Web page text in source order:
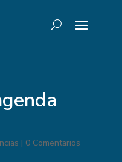
| 0 Comentarios